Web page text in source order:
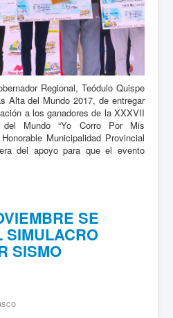
Regional, Teódulo Quispe
Alta del Mundo 2017, de entregar
a los ganadores de la XXXVII
Mundo “Yo Corro Por Mis
Municipalidad Provincial
del apoyo para que el evento
SE
SISMO